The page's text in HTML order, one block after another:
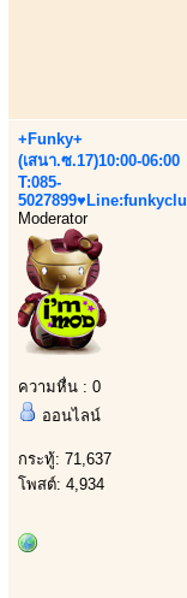
+Funky+
(เสนา.ซ.17)10:00-06:00
T:085-
Moderator
ความหื่น : 0
ออนไลน์
กระทู้: 71,637
โพสต์: 4,934